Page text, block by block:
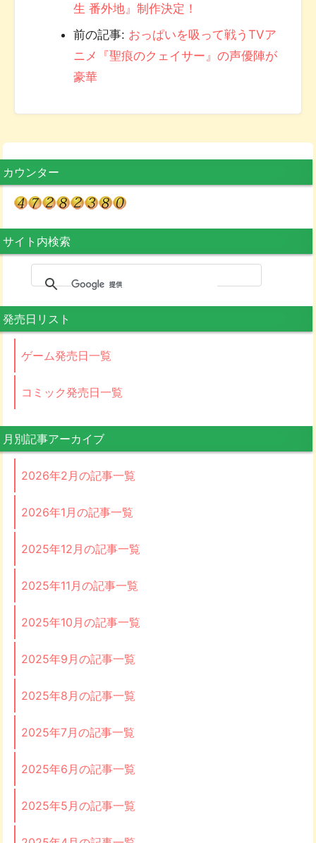
生 番外地』制作決定！
前の記事: おっぱいを吸って戦うTVア
ニメ『聖痕のクェイサー』の声優陣が
豪華
カウンター
サイト内検索
発売日リスト
ゲーム発売日一覧
コミック発売日一覧
月別記事アーカイブ
2026年2月の記事一覧
2026年1月の記事一覧
2025年12月の記事一覧
2025年11月の記事一覧
2025年10月の記事一覧
2025年9月の記事一覧
2025年8月の記事一覧
2025年7月の記事一覧
2025年6月の記事一覧
2025年5月の記事一覧